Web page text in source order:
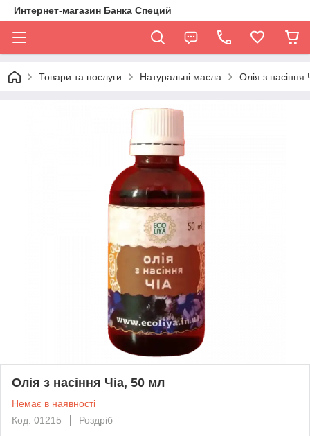
Интернет-магазин Банка Специй
Товари та послуги Натуральні масла Олія з насіння
Олія з насіння Чіа, 50 мл
Немає в наявності
Код: 01215
Роздріб